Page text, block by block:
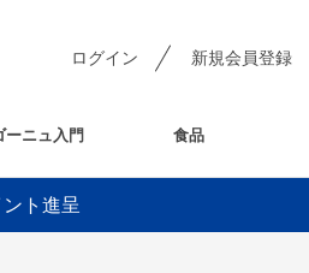
ログイン 新規会員登録
ーニュ入門 食品
ト進呈